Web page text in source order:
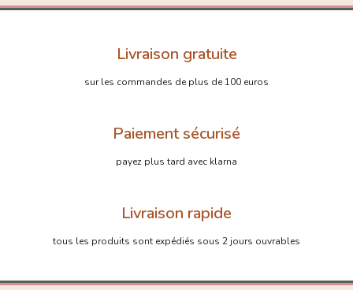
Livraison gratuite
sur les commandes de plus de 100 euros
Paiement sécurisé
payez plus tard avec klarna
Livraison rapide
tous les produits sont expédiés sous 2 jours ouvrables